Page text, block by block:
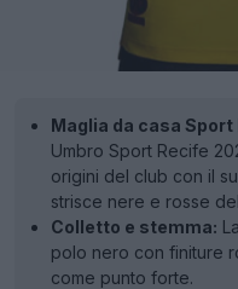
Maglia da casa
Umbro Sport Recife
origini del club con il
strisce nere e rosse
Colletto e stemma:
polo nero con finiture
come punto forte.